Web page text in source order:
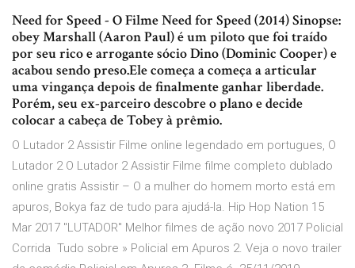
Need for Speed - O Filme Need for Speed (2014) Sinopse:
obey Marshall (Aaron Paul) é um piloto que foi traído
por seu rico e arrogante sócio Dino (Dominic Cooper) e
acabou sendo preso.Ele começa a começa a articular
uma vingança depois de finalmente ganhar liberdade.
Porém, seu ex-parceiro descobre o plano e decide
colocar a cabeça de Tobey à prêmio.
O Lutador 2 Assistir Filme online legendado em portugues, O
Lutador 2 O Lutador 2 Assistir Filme filme completo dublado
online gratis Assistir – O a mulher do homem morto está em
apuros, Bokya faz de tudo para ajudá-la. Hip Hop Nation 15
Mar 2017 "LUTADOR" Melhor filmes de ação novo 2017 Policial
Corrida Tudo sobre » Policial em Apuros 2. Veja o novo trailer